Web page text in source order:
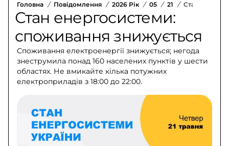
Головна / Повідомлення / 2026 Рік / 05 / 21 / Стан
Стан енергосистеми:
споживання знижується
Споживання електроенергії знижується; негода
знеструмила понад 160 населених пунктів у шести
областях. Не вмикайте кілька потужних
електроприладів з 18:00 до 22:00.